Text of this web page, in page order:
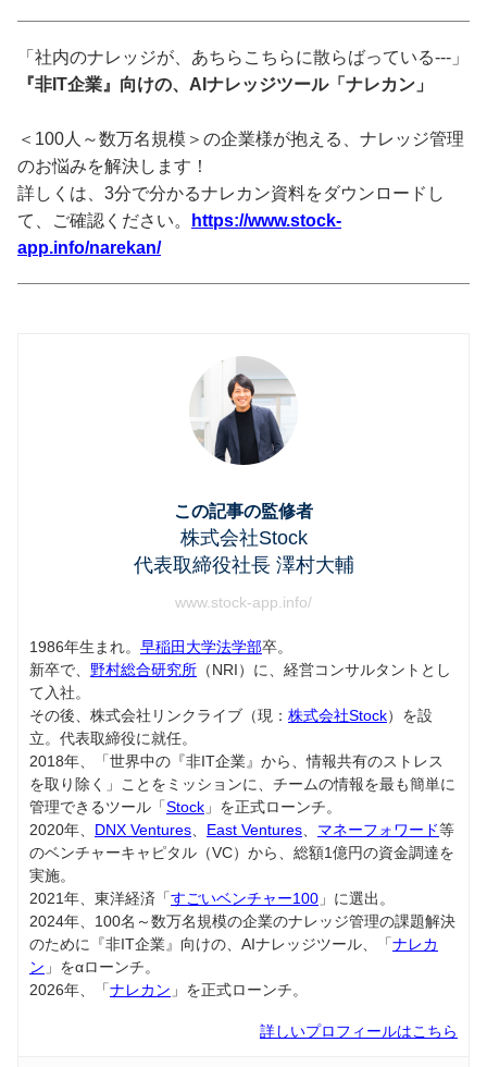
「社内のナレッジが、あちらこちらに散らばっている---」
『非IT企業』向けの、AIナレッジツール「ナレカン」
＜100人～数万名規模＞の企業様が抱える、ナレッジ管理
のお悩みを解決します！
詳しくは、3分で分かるナレカン資料をダウンロードし
て、ご確認ください。
https://www.stock-
app.info/narekan/
この記事の監修者
株式会社Stock
代表取締役社長 澤村大輔
www.stock-app.info/
1986年生まれ。 早稲田大学法学部卒。
新卒で、 野村総合研究所 （NRI）に、経営コンサルタントとし
て入社。
その後、株式会社リンクライブ（現： 株式会社Stock）を設
立。代表取締役に就任。
2018年、「世界中の『非IT企業』から、情報共有のストレス
を取り除く」ことをミッションに、チームの情報を最も簡単に
管理できるツール「Stock 」を正式ローンチ。
2020年、 DNX Ventures East Ventures マネーフォワード等
のベンチャーキャピタル（VC）から、総額1億円の資金調達を
実施。
2021年、東洋経済「すごいベンチャー100 」に選出。
2024年、100名～数万名規模の企業のナレッジ管理の課題解決
のために『非IT企業』向けの、AIナレッジツール、「ナレカ
ン 」をαローンチ。
2026年、「ナレカン 」を正式ローンチ。
詳しいプロフィールはこちら